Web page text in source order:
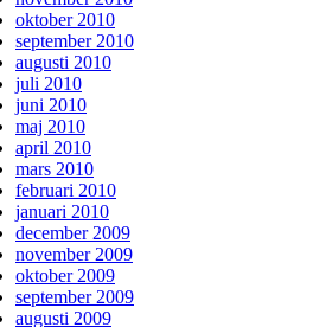
oktober 2010
september 2010
augusti 2010
juli 2010
juni 2010
maj 2010
april 2010
mars 2010
februari 2010
januari 2010
december 2009
november 2009
oktober 2009
september 2009
augusti 2009